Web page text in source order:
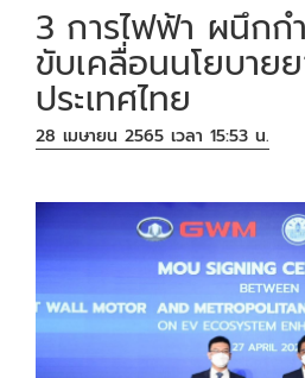
3 การไฟฟ้า ผนึกก
ขับเคลื่อนนโยบาย
ประเทศไทย
28 เมษายน 2565 เวลา 15:53 น.